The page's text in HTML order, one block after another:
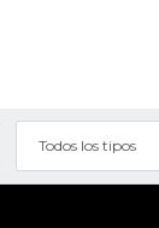
Todos los tipos